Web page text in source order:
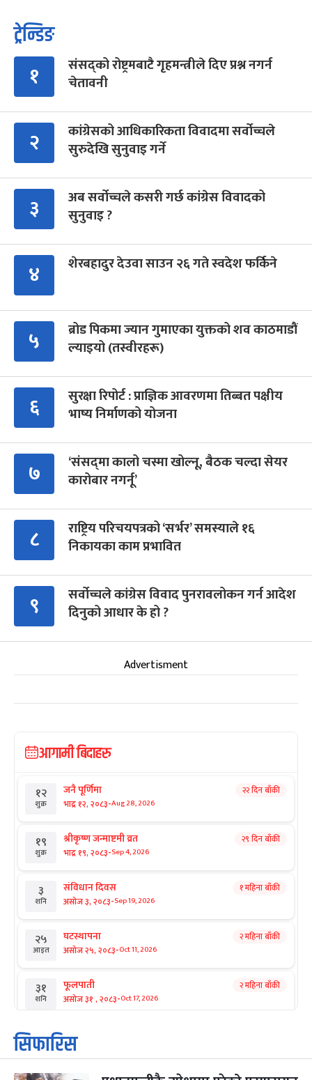
ट्रेन्डिङ
१
संसद्को रोष्ट्रमबाटै गृहमन्त्रीले दिए प्रश्न नगर्न
चेतावनी
२
कांग्रेसको आधिकारिकता विवादमा सर्वोच्चले
सुरुदेखि सुनुवाइ गर्ने
३
अब सर्वोच्चले कसरी गर्छ कांग्रेस विवादको
सुनुवाइ ?
४ शेरबहादुर देउवा साउन २६ गते स्वदेश फर्किने
५
ब्रोड पिकमा ज्यान गुमाएका युक्तको शव काठमाडौं
ल्याइयो (तस्वीरहरू)
६
सुरक्षा रिपोर्ट : प्राज्ञिक आवरणमा तिब्बत पक्षीय
भाष्य निर्माणको योजना
७
‘संसद्‍मा कालो चस्मा खोल्नू, बैठक चल्दा सेयर
कारोबार नगर्नू’
८
राष्ट्रिय परिचयपत्रको ‘सर्भर’ समस्याले १६
निकायका काम प्रभावित
९
सर्वोच्चले कांग्रेस विवाद पुनरावलोकन गर्न आदेश
दिनुको आधार के हो ?
Advertisment
आगामी बिदाहरु
१२
शुक्र
जनै पूर्णिमा
भाद्र १२, २०८३-Aug 28, 2026
२२ दिन बाँकी
१९
शुक्र
श्रीकृष्ण जन्माष्टमी व्रत
भाद्र १९, २०८३-Sep 4, 2026
२९ दिन बाँकी
३
शनि
संविधान दिवस
असोज ३, २०८३-Sep 19, 2026
१ महिना बाँकी
२५
आइत
घटस्थापना
असोज २५, २०८३-Oct 11, 2026
२ महिना बाँकी
३१
शनि
फूलपाती
असोज ३१ , २०८३-Oct 17, 2026
२ महिना बाँकी
१
आइत
कार्तिक सङ्क्रान्ति
कार्तिक १, २०८३
सिफारिस